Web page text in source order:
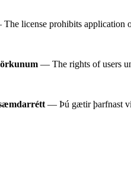
license prohibits application
— The rights of users
— Þú gætir þarfnast